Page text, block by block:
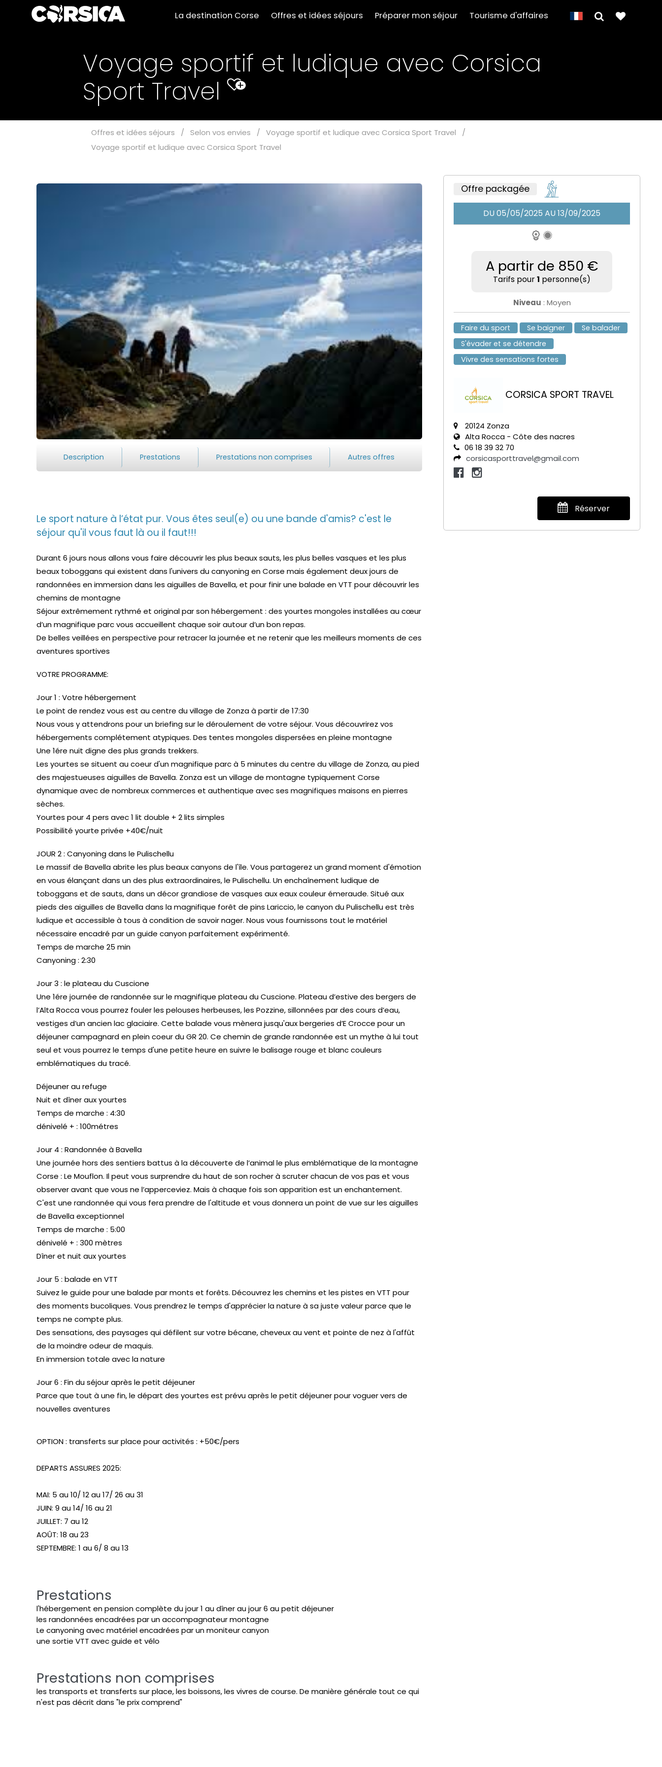
La destination Corse Offres et idées séjours Préparer mon séjour Tourisme d'affaires
Voyage sportif et ludique avec Corsica
Sport Travel
+
Offres et idées séjours / Selon vos envies / Voyage sportif et ludique avec Corsica Sport Travel
/
Voyage sportif et ludique avec Corsica Sport Travel
Offre packagée
DU 05/05/2025 AU 13/09/2025
A partir de 850 €
Tarifs pour1 personne(s)
Niveau : Moyen
Faire du sport Se baigner
Se balader
S'évader et se détendre
Vivre des sensations fortes
CORSICA SPORT TRAVEL
20124 Zonza
Alta Rocca - Côte des nacres
06 18 39 32 70
corsicasporttravel@gmail.com
Réserver
Description Prestations Prestations non comprises Autres offres
Le sport nature à l’état pur. Vous êtes seul(e) ou une bande d'amis? c'est le
séjour qu'il vous faut là ou il faut!!!
Durant 6 jours nous allons vous faire découvrir les plus beaux sauts, les plus belles vasques et les plus
beaux toboggans qui existent dans l'univers du canyoning en Corse mais également deux jours de
randonnées en immersion dans les aiguilles de Bavella, et pour finir une balade en VTT pour découvrir les
chemins de montagne
Séjour extrêmement rythmé et original par son hébergement : des yourtes mongoles installées au cœur
d’un magnifique parc vous accueillent chaque soir autour d’un bon repas.
De belles veillées en perspective pour retracer la journée et ne retenir que les meilleurs moments de ces
aventures sportives
VOTRE PROGRAMME:
Jour 1 : Votre hébergement
Le point de rendez vous est au centre du village de Zonza à partir de 17:30
Nous vous y attendrons pour un briefing sur le déroulement de votre séjour. Vous découvrirez vos
hébergements complétement atypiques. Des tentes mongoles dispersées en pleine montagne
Une 1ére nuit digne des plus grands trekkers.
Les yourtes se situent au coeur d'un magnifique parc à 5 minutes du centre du village de Zonza, au pied
des majestueuses aiguilles de Bavella. Zonza est un village de montagne typiquement Corse
dynamique avec de nombreux commerces et authentique avec ses magnifiques maisons en pierres
sèches.
Yourtes pour 4 pers avec 1 lit double + 2 lits simples
Possibilité yourte privée +40€/nuit
JOUR 2 : Canyoning dans le Pulischellu
Le massif de Bavella abrite les plus beaux canyons de l'île. Vous partagerez un grand moment d'émotion
en vous élançant dans un des plus extraordinaires, le Pulischellu. Un enchaînement ludique de
toboggans et de sauts, dans un décor grandiose de vasques aux eaux couleur émeraude. Situé aux
pieds des aiguilles de Bavella dans la magnifique forêt de pins Lariccio, le canyon du Pulischellu est très
ludique et accessible à tous à condition de savoir nager. Nous vous fournissons tout le matériel
nécessaire encadré par un guide canyon parfaitement expérimenté.
Temps de marche 25 min
Canyoning : 2:30
Jour 3 : le plateau du Cuscione
Une 1ére journée de randonnée sur le magnifique plateau du Cuscione. Plateau d’estive des bergers de
l’Alta Rocca vous pourrez fouler les pelouses herbeuses, les Pozzine, sillonnées par des cours d’eau,
vestiges d’un ancien lac glaciaire. Cette balade vous mènera jusqu'aux bergeries d’E Crocce pour un
déjeuner campagnard en plein coeur du GR 20. Ce chemin de grande randonnée est un mythe à lui tout
seul et vous pourrez le temps d'une petite heure en suivre le balisage rouge et blanc couleurs
emblématiques du tracé.
Déjeuner au refuge
Nuit et dîner aux yourtes
Temps de marche : 4:30
dénivelé + : 100métres
Jour 4 : Randonnée à Bavella
Une journée hors des sentiers battus à la découverte de l’animal le plus emblématique de la montagne
Corse : Le Mouflon. Il peut vous surprendre du haut de son rocher à scruter chacun de vos pas et vous
observer avant que vous ne l’apperceviez. Mais à chaque fois son apparition est un enchantement.
C'est une randonnée qui vous fera prendre de l'altitude et vous donnera un point de vue sur les aiguilles
de Bavella exceptionnel
Temps de marche : 5:00
dénivelé + : 300 mètres
Dîner et nuit aux yourtes
Jour 5 : balade en VTT
Suivez le guide pour une balade par monts et forêts. Découvrez les chemins et les pistes en VTT pour
des moments bucoliques. Vous prendrez le temps d'apprécier la nature à sa juste valeur parce que le
temps ne compte plus.
Des sensations, des paysages qui défilent sur votre bécane, cheveux au vent et pointe de nez à l'affût
de la moindre odeur de maquis.
En immersion totale avec la nature
Jour 6 : Fin du séjour après le petit déjeuner
Parce que tout à une fin, le départ des yourtes est prévu après le petit déjeuner pour voguer vers de
nouvelles aventures
OPTION : transferts sur place pour activités : +50€/pers
DEPARTS ASSURES 2025:
MAI: 5 au 10/ 12 au 17/ 26 au 31
JUIN: 9 au 14/ 16 au 21
JUILLET: 7 au 12
AOÛT: 18 au 23
SEPTEMBRE: 1 au 6/ 8 au 13
Prestations
l'hébergement en pension complète du jour 1 au dîner au jour 6 au petit déjeuner
les randonnées encadrées par un accompagnateur montagne
Le canyoning avec matériel encadrées par un moniteur canyon
une sortie VTT avec guide et vélo
Prestations non comprises
les transports et transferts sur place, les boissons, les vivres de course. De manière générale tout ce qui
n'est pas décrit dans "le prix comprend"